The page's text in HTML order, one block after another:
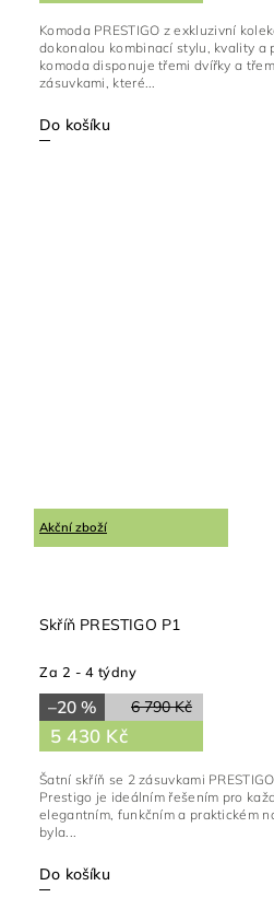
Do košíku
Komoda PRESTIGO z exkluzivní
dokonalou kombinací stylu, kvality a
komoda disponuje třemi dvířky a
zásuvkami, které...
Akční zboží
Skříň PRESTIGO P1
Za 2 - 4 týdny
6 790 Kč
–20 %
5 430 Kč
Do košíku
Šatní skříň se 2 zásuvkami
Prestigo je ideálním řešením pro
elegantním, funkčním a praktickém
byla...